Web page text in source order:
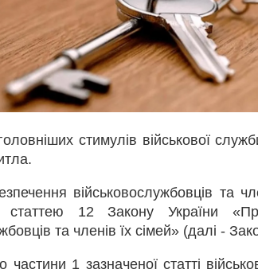
стимулів військової
військовослужбовців та
статтею 12 Закону України
та членів їх сімей» (далі -
частини 1 зазначеної статті